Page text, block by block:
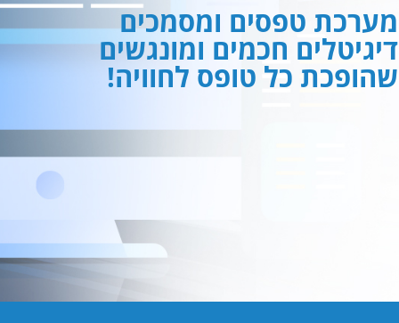
מערכת טפסים ומסמכים
דיגיטלים חכמים ומונגשים
שהופכת כל טופס לחוויה!